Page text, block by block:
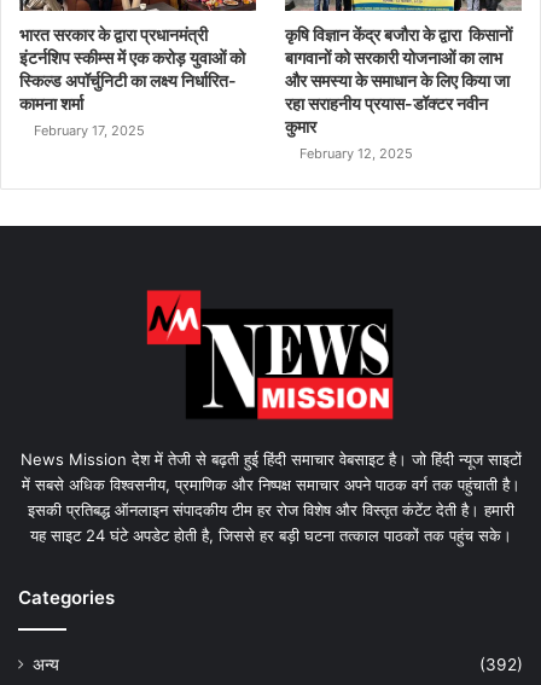
भारत सरकार के द्वारा प्रधानमंत्री
इंटर्नशिप स्कीम्स में एक करोड़ युवाओं को
स्किल्ड अपॉर्चुनिटी का लक्ष्य निर्धारित-
कामना शर्मा
February 17, 2025
कृषि विज्ञान केंद्र बजौरा के द्वारा किसानों
बागवानों को सरकारी योजनाओं का लाभ
और समस्या के समाधान के लिए किया जा
रहा सराहनीय प्रयास-डॉक्टर नवीन
कुमार
February 12, 2025
News Mission देश में तेजी से बढ़ती हुई हिंदी समाचार वेबसाइट है। जो हिंदी न्यूज साइटों
में सबसे अधिक विश्वसनीय, प्रमाणिक और निष्पक्ष समाचार अपने पाठक वर्ग तक पहुंचाती है।
इसकी प्रतिबद्ध ऑनलाइन संपादकीय टीम हर रोज विशेष और विस्तृत कंटेंट देती है। हमारी
यह साइट 24 घंटे अपडेट होती है, जिससे हर बड़ी घटना तत्काल पाठकों तक पहुंच सके।
Categories
अन्य
(392)